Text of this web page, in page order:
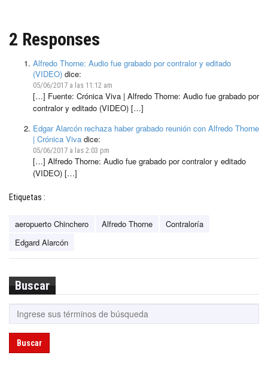
2 Responses
Alfredo Thorne: Audio fue grabado por contralor y editado
(VIDEO) dice:
05/06/2017 a las 11:12 am
[…] Fuente: Crónica Viva | Alfredo Thorne: Audio fue grabado por
contralor y editado (VIDEO) […]
Edgar Alarcón rechaza haber grabado reunión con Alfredo Thorne
| Crónica Viva dice:
05/06/2017 a las 2:03 pm
[…] Alfredo Thorne: Audio fue grabado por contralor y editado
(VIDEO) […]
Etiquetas :
aeropuerto Chinchero Alfredo Thorne
Contraloría
Edgard Alarcón
Buscar
Buscar